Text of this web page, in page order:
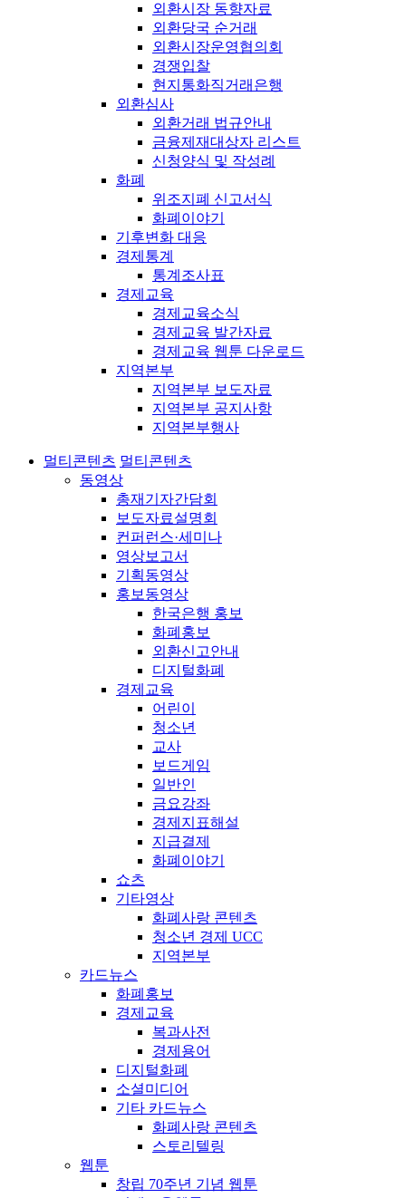
외환시장 동향자료
외환당국 순거래
외환시장운영협의회
경쟁입찰
현지통화직거래은행
외환심사
외환거래 법규안내
금융제재대상자 리스트
신청양식 및 작성례
화폐
위조지폐 신고서식
화폐이야기
기후변화 대응
경제통계
통계조사표
경제교육
경제교육소식
경제교육 발간자료
경제교육 웹툰 다운로드
지역본부
지역본부 보도자료
지역본부 공지사항
지역본부행사
멀티콘텐츠 멀티콘텐츠
동영상
총재기자간담회
보도자료설명회
컨퍼런스·세미나
영상보고서
기획동영상
홍보동영상
한국은행 홍보
화폐홍보
외환신고안내
디지털화폐
경제교육
어린이
청소년
교사
보드게임
일반인
금요강좌
경제지표해설
지급결제
화폐이야기
쇼츠
기타영상
화폐사랑 콘텐츠
청소년 경제 UCC
지역본부
카드뉴스
화폐홍보
경제교육
복과사전
경제용어
디지털화폐
소셜미디어
기타 카드뉴스
화폐사랑 콘텐츠
스토리텔링
웹툰
창립 70주년 기념 웹툰